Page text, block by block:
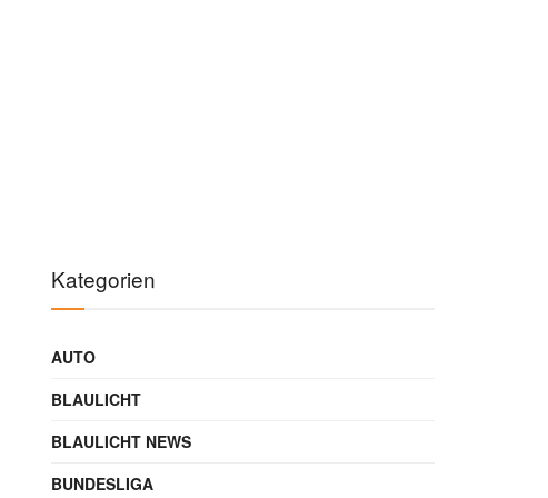
Kategorien
AUTO
BLAULICHT
BLAULICHT NEWS
BUNDESLIGA